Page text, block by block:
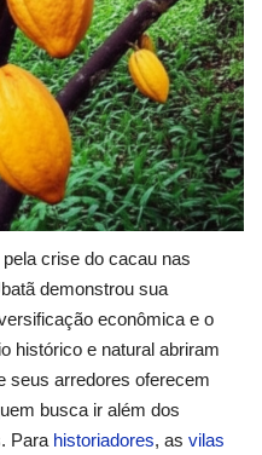
crise do cacau nas
demonstrou sua
econômica e o
histórico e natural abriram
seus arredores oferecem
busca ir além dos
Para historiadores, as vilas